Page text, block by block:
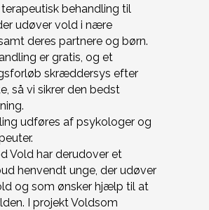
behandling til
udøver vold i nære
deres partnere og børn.
er gratis, og et
skræddersys efter
så vi sikrer den bedst
udføres af psykologer og
Vold har derudover et
henvendt unge, der udøver
og som ønsker hjælp til at
I projekt Voldsom